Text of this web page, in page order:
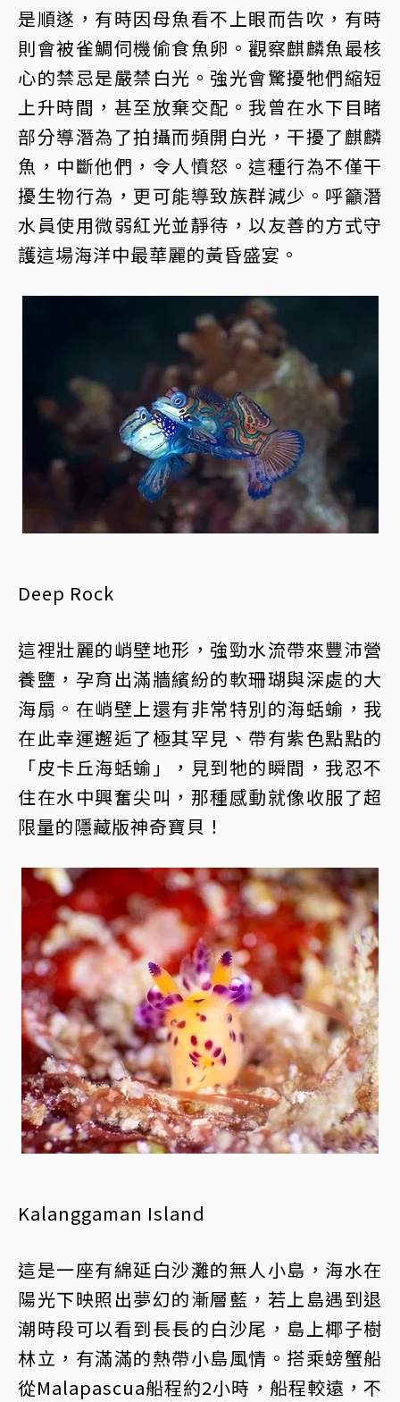
是順遂，有時因母魚看不上眼而告吹，有時
則會被雀鯛伺機偷食魚卵。觀察麒麟魚最核
心的禁忌是嚴禁白光。強光會驚擾牠們縮短
上升時間，甚至放棄交配。我曾在水下目睹
部分導潛為了拍攝而頻開白光，干擾了麒麟
魚，中斷他們，令人憤怒。這種行為不僅干
擾生物行為，更可能導致族群減少。呼籲潛
水員使用微弱紅光並靜待，以友善的方式守
護這場海洋中最華麗的黃昏盛宴。
Deep Rock
這裡壯麗的峭壁地形，強勁水流帶來豐沛營
養鹽，孕育出滿牆繽紛的軟珊瑚與深處的大
海扇。在峭壁上還有非常特別的海蛞蝓，我
在此幸運邂逅了極其罕見、帶有紫色點點的
「皮卡丘海蛞蝓」，見到牠的瞬間，我忍不
住在水中興奮尖叫，那種感動就像收服了超
限量的隱藏版神奇寶貝！
Kalanggaman Island
這是一座有綿延白沙灘的無人小島，海水在
陽光下映照出夢幻的漸層藍，若上島遇到退
潮時段可以看到長長的白沙尾，島上椰子樹
林立，有滿滿的熱帶小島風情。搭乘螃蟹船
從Malapascua船程約2小時，船程較遠，不